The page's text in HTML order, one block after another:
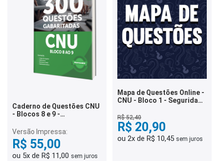
Caderno de Questões CNU
- Blocos 8 e 9 -
300 Questões Gabaritadas
Versão Impressa:
R$ 55,00
ou 5x de R$ 11,00 sem juros
Mapa de Questões Online -
CNU - Bloco 1 - Seguridade
Social e Previdência Social
- 4 Mil Questões
R$ 52,40
R$ 20,90
ou 2x de R$ 10,45 sem juros